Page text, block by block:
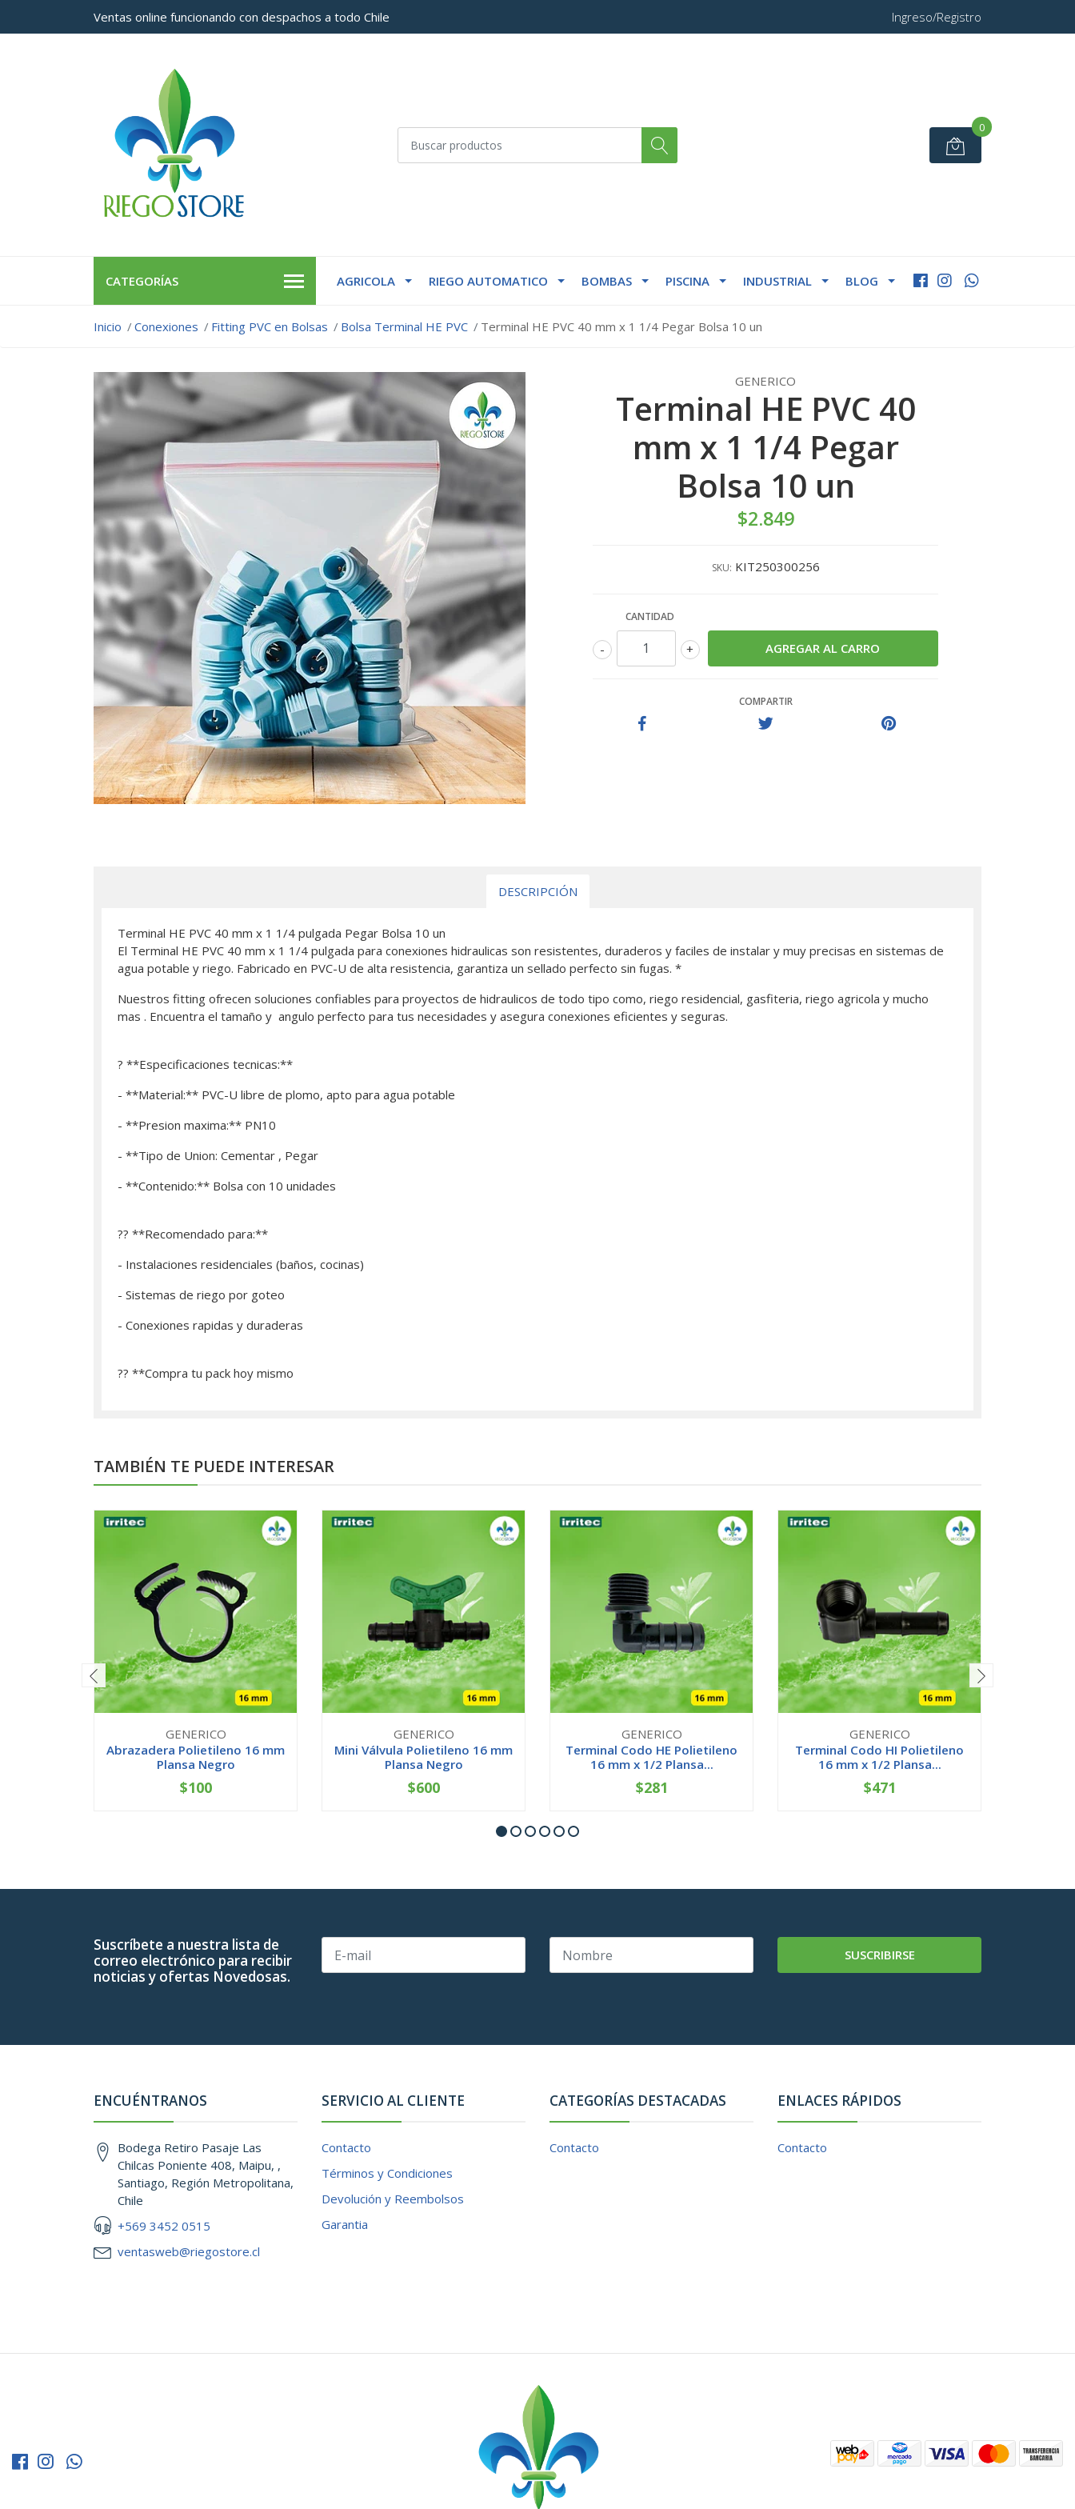
Ventas online funcionando con despachos a todo Chile Ingreso/Registro
0
CATEGORÍAS AGRICOLA RIEGO AUTOMATICO BOMBAS PISCINA INDUSTRIAL BLOG
Inicio Conexiones Fitting PVC en Bolsas Bolsa Terminal HE PVC Terminal HE PVC 40 mm x 1 1/4 Pegar Bolsa 10 un
GENERICO
Terminal HE PVC 40
mm x 1 1/4 Pegar
Bolsa 10 un
$2.849
SKU: KIT250300256
CANTIDAD
+
-
COMPARTIR
DESCRIPCIÓN
Terminal HE PVC 40 mm x 1 1/4 pulgada Pegar Bolsa 10 un
El Terminal HE PVC 40 mm x 1 1/4 pulgada para conexiones hidraulicas son resistentes, duraderos y faciles de instalar y muy precisas en sistemas de
agua potable y riego. Fabricado en PVC-U de alta resistencia, garantiza un sellado perfecto sin fugas. *
Nuestros fitting ofrecen soluciones confiables para proyectos de hidraulicos de todo tipo como, riego residencial, gasfiteria, riego agricola y mucho
mas . Encuentra el tamaño y angulo perfecto para tus necesidades y asegura conexiones eficientes y seguras.
? **Especificaciones tecnicas:**
- **Material:** PVC-U libre de plomo, apto para agua potable
- **Presion maxima:** PN10
- **Tipo de Union: Cementar , Pegar
- **Contenido:** Bolsa con 10 unidades
?? **Recomendado para:**
- Instalaciones residenciales (baños, cocinas)
- Sistemas de riego por goteo
- Conexiones rapidas y duraderas
?? **­Compra tu pack hoy mismo
TAMBIÉN TE PUEDE INTERESAR
GENERICO
Abrazadera Polietileno 16 mm
Plansa Negro
+
$100
GENERICO
Mini Válvula Polietileno 16 mm
Plansa Negro
+
$600
GENERICO
Terminal Codo HE Polietileno
16 mm x 1/2 Plansa...
+
$281
GENERICO
Terminal Codo HI Polietileno
16 mm x 1/2 Plansa...
+
$471
Suscríbete a nuestra lista de
correo electrónico para recibir
noticias y ofertas Novedosas.
SUSCRIBIRSE
ENCUÉNTRANOS
Bodega Retiro Pasaje Las
Chilcas Poniente 408, Maipu, ,
Santiago, Región Metropolitana,
Chile
+569 3452 0515
ventasweb@riegostore.cl
SERVICIO AL CLIENTE
Contacto
Términos y Condiciones
Devolución y Reembolsos
Garantia
CATEGORÍAS DESTACADAS
Contacto
ENLACES RÁPIDOS
Contacto